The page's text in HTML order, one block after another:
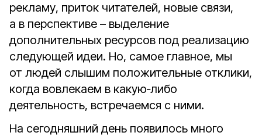
рекламу, приток читателей, новые связи,
а в перспективе – выделение
дополнительных ресурсов под реализацию
следующей идеи. Но, самое главное, мы
от людей слышим положительные отклики,
когда вовлекаем в какую‑либо
деятельность, встречаемся с ними.
На сегодняшний день появилось много